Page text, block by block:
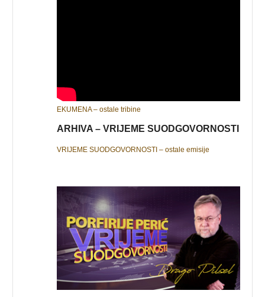
EKUMENA – ostale tribine
ARHIVA – VRIJEME SUODGOVORNOSTI
VRIJEME SUODGOVORNOSTI – ostale emisije